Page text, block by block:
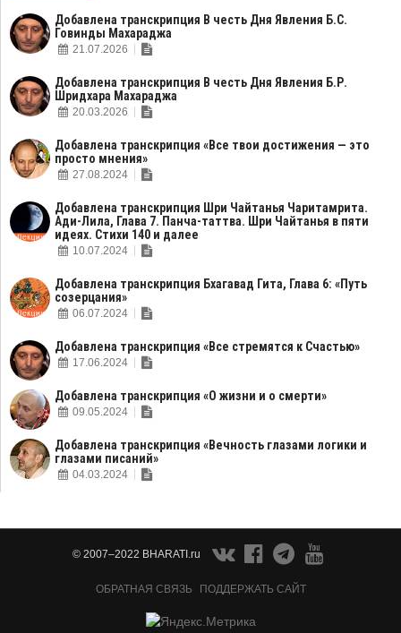
Добавлена транскрипция В честь Дня Явления Б.С.
Говинды Махараджа
21.07.2026
Добавлена транскрипция В честь Дня Явления Б.Р.
Шридхара Махараджа
20.03.2026
Добавлена транскрипция «Все твои достижения — это
просто мнения»
27.08.2024
Добавлена транскрипция Шри Чайтанья Чаритамрита.
Ади-Лила, Глава 7. Панча-таттва. Шри Чайтанья в пяти
идеях. Стихи 140 и далее
10.07.2024
Добавлена транскрипция Бхагавад Гита, Глава 6: «Путь
созерцания»
06.07.2024
Добавлена транскрипция «Все стремятся к Счастью»
17.06.2024
Добавлена транскрипция «О жизни и о смерти»
09.05.2024
Добавлена транскрипция «Вечность глазами логики и
глазами писаний»
04.03.2024
© 2007–2022 BHARATI.ru
ОБРАТНАЯ СВЯЗЬ ПОДДЕРЖАТЬ САЙТ